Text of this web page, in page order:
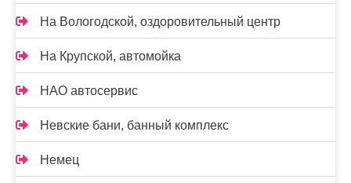
На Вологодской, оздоровительный центр
На Крупской, автомойка
НАО автосервис
Невские бани, банный комплекс
Немец